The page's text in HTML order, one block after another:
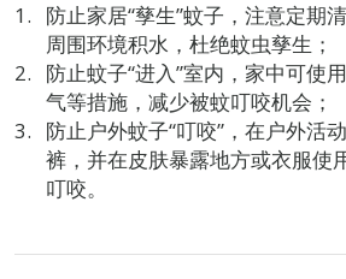
防止家居“孳生”蚊子，注意定期
周围环境积水，杜绝蚊虫孳生；
防止蚊子“进入”室内，家中可使
气等措施，减少被蚊叮咬机会；
防止户外蚊子“叮咬”，在户外活
裤，并在皮肤暴露地方或衣服使
叮咬。